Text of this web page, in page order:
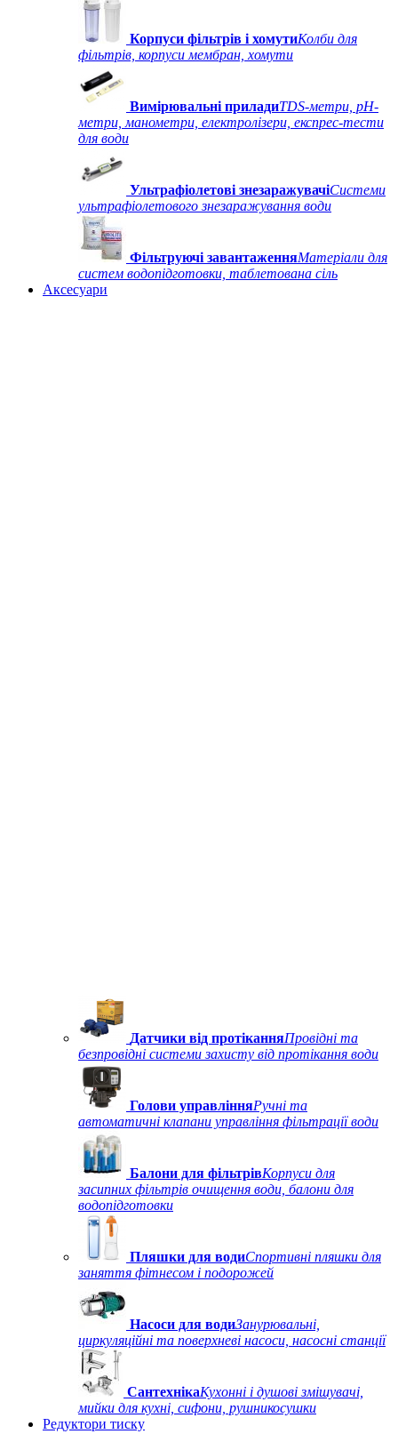
Корпуси фільтрів і хомутиКолби для
фільтрів, корпуси мембран, хомути
Вимірювальні приладиTDS-метри, рН-
метри, манометри, електролізери, експрес-тести
для води
Ультрафіолетові знезаражувачіСистеми
ультрафіолетового знезаражування води
Фільтруючі завантаженняМатеріали для
систем водопідготовки, таблетована сіль
Аксесуари
Датчики від протіканняПровідні та
безпровідні системи захисту від протікання води
Голови управлінняРучні та
автоматичні клапани управління фільтрації води
Балони для фільтрівКорпуси для
засипних фільтрів очищення води, балони для
водопідготовки
Пляшки для водиСпортивні пляшки для
заняття фітнесом і подорожей
Насоси для водиЗанурювальні,
циркуляційні та поверхневі насоси, насосні станції
СантехнікаКухонні і душові змішувачі,
мийки для кухні, сифони, рушникосушки
Редуктори тиску